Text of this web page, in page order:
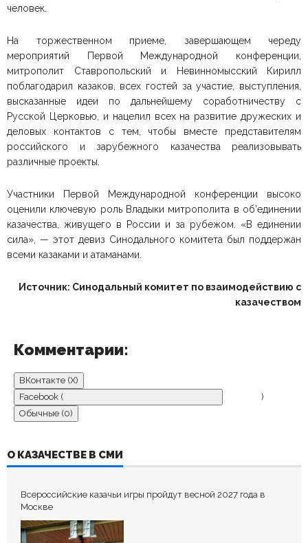
человек.
На торжественном приеме, завершающем череду
мероприятий Первой Международной конференции,
митрополит Ставропольский и Невинномысский Кирилл
поблагодарил казаков, всех гостей за участие, выступления,
высказанные идеи по дальнейшему соработничеству с
Русской Церковью, и нацелил всех на развитие дружеских и
деловых контактов с тем, чтобы вместе представителям
российского и зарубежного казачества реализовывать
различные проекты.
Участники Первой Международной конференции высоко
оценили ключевую роль Владыки митрополита в об’единении
казачества, живущего в России и за рубежом. «В единении
сила», — этот девиз Синодального комитета был поддержан
всеми казаками и атаманами.
Источник: Синодальный комитет по взаимодействию с
казачеством
Комментарии:
ВКонтакте (X)
Facebook (
)
Обычные (0)
Пока нет комментариев.
О КАЗАЧЕСТВЕ В СМИ
Всероссийские казачьи игры пройдут весной 2027 года в
Москве